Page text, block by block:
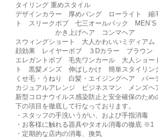
タイリング 重めスタイル
デザインカラー 厚めバング ローライト 縮
ト スリークボブ 七三オールバック
かき上げヘア コンマヘア
スウィングショート 大人かわいいミディア
顔効果 レイヤーボブ ３Dカラー ブラウン
エレガントボブ 毛先ワンカール 大人ショー
ト 黒髪メンズ 伸ばしかけ 簡単スタイリン
くせ毛・うねり 白髪・エイジングヘア パー
カジュアルアレンジ ビジネスマン メンズヘ
新型コロナウイルス感染防止と安全確保のため
下の項目を徹底して行なっております。
・スタッフの手洗いうがい、および手指消毒
・お客様に触れる器具やタオル消毒の徹底 ※1
・定期的な店内の消毒、換気